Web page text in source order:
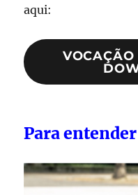
aqui:
VOCAÇÃO
Para